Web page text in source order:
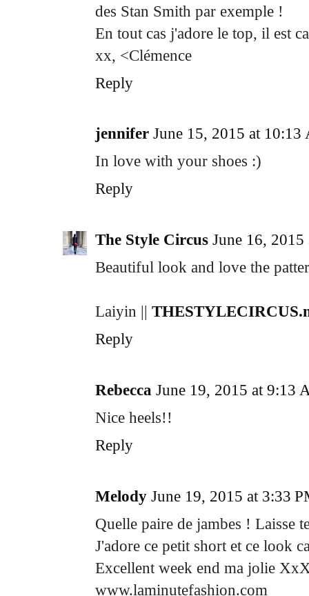
des Stan Smith par exemple !
En tout cas j'adore le top, il est
xx, <Clémence
Reply
jennifer June 15, 2015 at 10:13
In love with your shoes :)
Reply
The Style Circus June 16,
Beautiful look and love the
Laiyin ||
Reply
Rebecca June 19, 2015 at 9:13
Nice heels!!
Reply
Melody June 19, 2015 at 3:33
Quelle paire de jambes ! Laisse
J'adore ce petit short et ce look
Excellent week end ma jolie
www.laminutefashion.com